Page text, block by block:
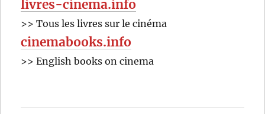
livres-cinema.info
>> Tous les livres sur le cinéma
cinemabooks.info
>> English books on cinema